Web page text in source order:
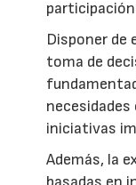
Disponer
toma de
necesidades
iniciativas
Además, la